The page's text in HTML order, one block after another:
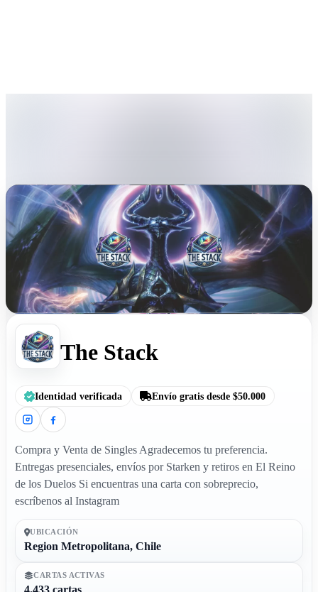
The Stack
Identidad verificada Envío gratis desde $50.000
Compra y Venta de Singles Agradecemos tu preferencia.
Entregas presenciales, envíos por Starken y retiros en El Reino
de los Duelos Si encuentras una carta con sobreprecio,
escríbenos al Instagram
UBICACIÓN
Region Metropolitana, Chile
CARTAS ACTIVAS
4.433 cartas